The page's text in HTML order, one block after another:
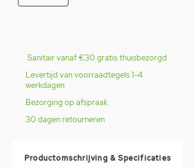
Sanitair vanaf €30 gratis thuisbezorgd
Levertijd van voorraadtegels 1-4
werkdagen
Bezorging op afspraak
30 dagen retourneren
Productomschrijving & Specificaties